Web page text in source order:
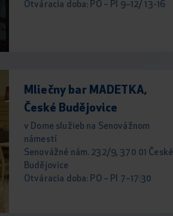
Otváracia doba: PO – PI 9–12/ 13-16
Mliečny bar MADETKA,
České Budějovice
v Dome služieb na Senovážnom
námestí
Senovážné nám. 232/9, 370 01 České
Budějovice
Otváracia doba: PO – PI 7–17:30